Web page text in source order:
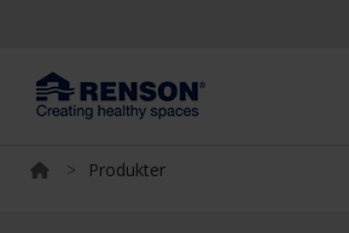
> Produkter